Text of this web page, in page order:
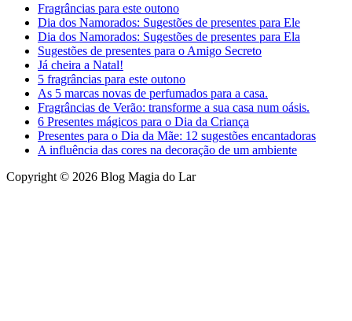
Fragrâncias para este outono
Dia dos Namorados: Sugestões de presentes para Ele
Dia dos Namorados: Sugestões de presentes para Ela
Sugestões de presentes para o Amigo Secreto
Já cheira a Natal!
5 fragrâncias para este outono
As 5 marcas novas de perfumados para a casa.
Fragrâncias de Verão: transforme a sua casa num oásis.
6 Presentes mágicos para o Dia da Criança
Presentes para o Dia da Mãe: 12 sugestões encantadoras
A influência das cores na decoração de um ambiente
Copyright © 2026 Blog Magia do Lar